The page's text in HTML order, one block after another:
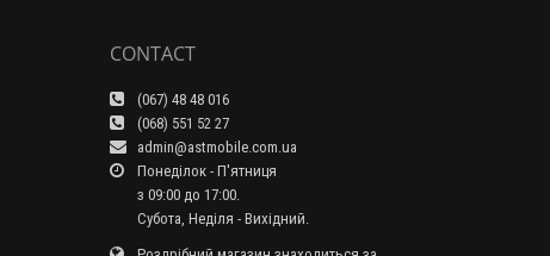
CONTACT
(067) 48 48 016
(068) 551 52 27
admin@astmobile.com.ua
Понеділок - П'ятниця
з 09:00 до 17:00.
Субота, Неділя - Вихідний.